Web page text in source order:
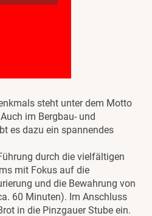
steht unter dem Motto
im Bergbau- und
es dazu ein spannendes
durch die vielfältigen
mit Fokus auf die
und die Bewahrung von
60 Minuten). Im Anschluss
in die Pinzgauer Stube ein.